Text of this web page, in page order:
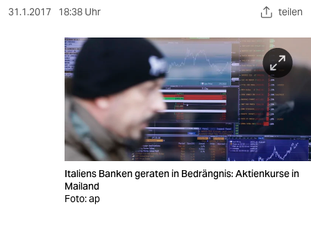
berlin
wahrheit
veranstaltungen
31.1.2017 18:38 Uhr teilen
Italiens Banken geraten in Bedrängnis: Aktienkurse in
Mailand
Foto: ap